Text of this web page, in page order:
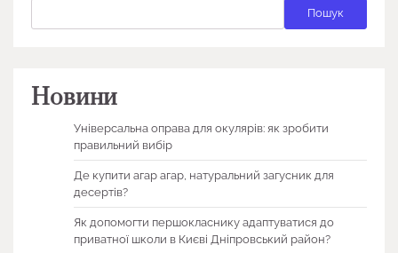
Пошук
Новини
Універсальна оправа для окулярів: як зробити
правильний вибір
Де купити агар агар, натуральний загусник для
десертів?
Як допомогти першокласнику адаптуватися до
приватної школи в Києві Дніпровський район?